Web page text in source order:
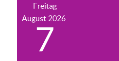
Freitag
August 2026
7